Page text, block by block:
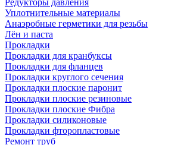
Уплотнительные материалы
Анаэробные герметики для резьбы
Лён и паста
Прокладки
Прокладки для кранбуксы
Прокладки для фланцев
Прокладки круглого сечения
Прокладки плоские паронит
Прокладки плоские резиновые
Прокладки плоские Фибра
Прокладки силиконовые
Прокладки фторопластовые
Ремонт труб